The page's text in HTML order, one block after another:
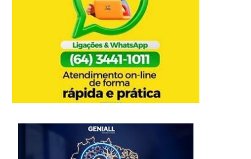
CPE PRENDE CINCO SUSPEITOS
POR SEQUESTRO, TORTURA,
ROUBO,...
14 de julho de 2026